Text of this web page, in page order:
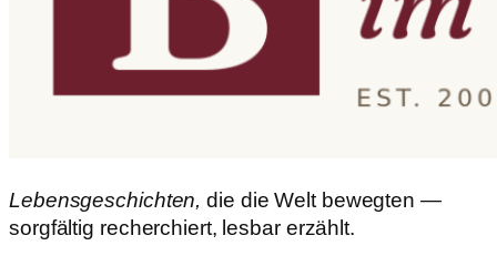
Lebensgeschichten, die die Welt bewegten —
sorgfältig recherchiert, lesbar erzählt.